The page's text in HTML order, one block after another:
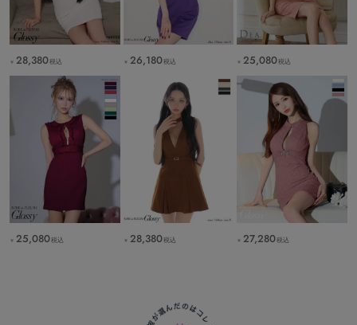
￥ 28,380税込 ￥ 26,180税込 ￥ 25,080税込
￥ 25,080税込 ￥ 28,380税込 ￥ 27,280税込